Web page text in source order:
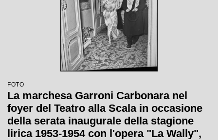
FOTO
La marchesa Garroni Carbonara nel
foyer del Teatro alla Scala in occasione
della serata inaugurale della stagione
lirica 1953-1954 con l'opera "La Wally",